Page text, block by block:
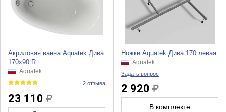
Акриловая ванна Aquatek Дива
170х90 R
Aquatek
2 отзыва
23 110
Ножки Aquatek Дива 170 левая
Aquatek
Задать вопрос
2 920
В комплекте